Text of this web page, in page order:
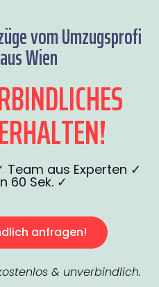
vom Umzugsprofi
Wien
aus Experten ✓
60 Sek. ✓
anfragen!
& unverbindlich.